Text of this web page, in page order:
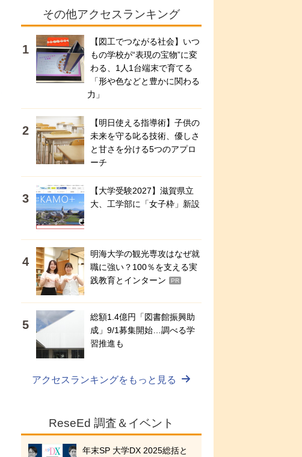
その他アクセスランキング
【図工でつながる社会】いつ
もの学校が“表現の宝物”に変
わる、1人1台端末で育てる
「形や色などと豊かに関わる
力」
【明日使える指導術】子供の
未来を守る叱る技術、優しさ
と甘さを分ける5つのアプロ
ーチ
【大学受験2027】滋賀県立
大、工学部に「女子枠」新設
明海大学の観光専攻はなぜ就
職に強い？100％を支える実
践教育とインターン
PR
総額1.4億円「図書館振興助
成」9/1募集開始…調べる学
習推進も
アクセスランキングをもっと見る
ReseEd 調査＆イベント
年末SP 大学DX 2025総括と